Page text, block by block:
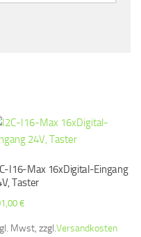
I16-Max 16xDigital-Eingang
Taster
€
Mwst, zzgl.Versandkosten